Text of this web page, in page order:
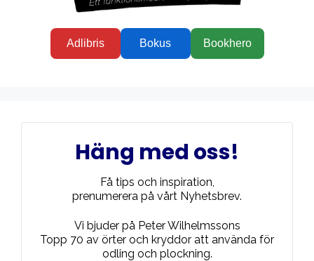
Adlibris Bokus Bookhero
Häng med oss!
Få tips och inspiration,
prenumerera på vårt Nyhetsbrev.
Vi bjuder på Peter Wilhelmssons
Topp 70 av örter och kryddor att använda för
odling och plockning.